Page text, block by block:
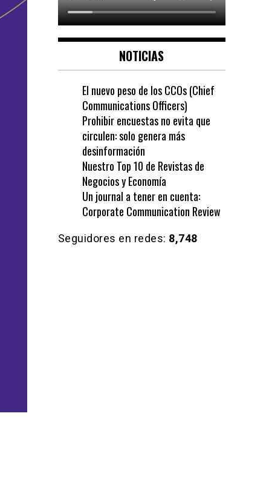
NOTICIAS
El nuevo peso de los CCOs (Chief
Communications Officers)
Prohibir encuestas no evita que
circulen: solo genera más
desinformación
Nuestro Top 10 de Revistas de
Negocios y Economía
Un journal a tener en cuenta:
Corporate Communication Review
Seguidores en redes: 8,748